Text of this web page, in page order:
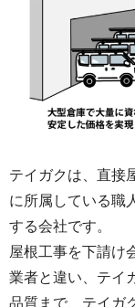
テイガクは、直接
に所属している職
する会社です。
屋根工事を下請け
業者と違い、テイ
品質まで、テイガ